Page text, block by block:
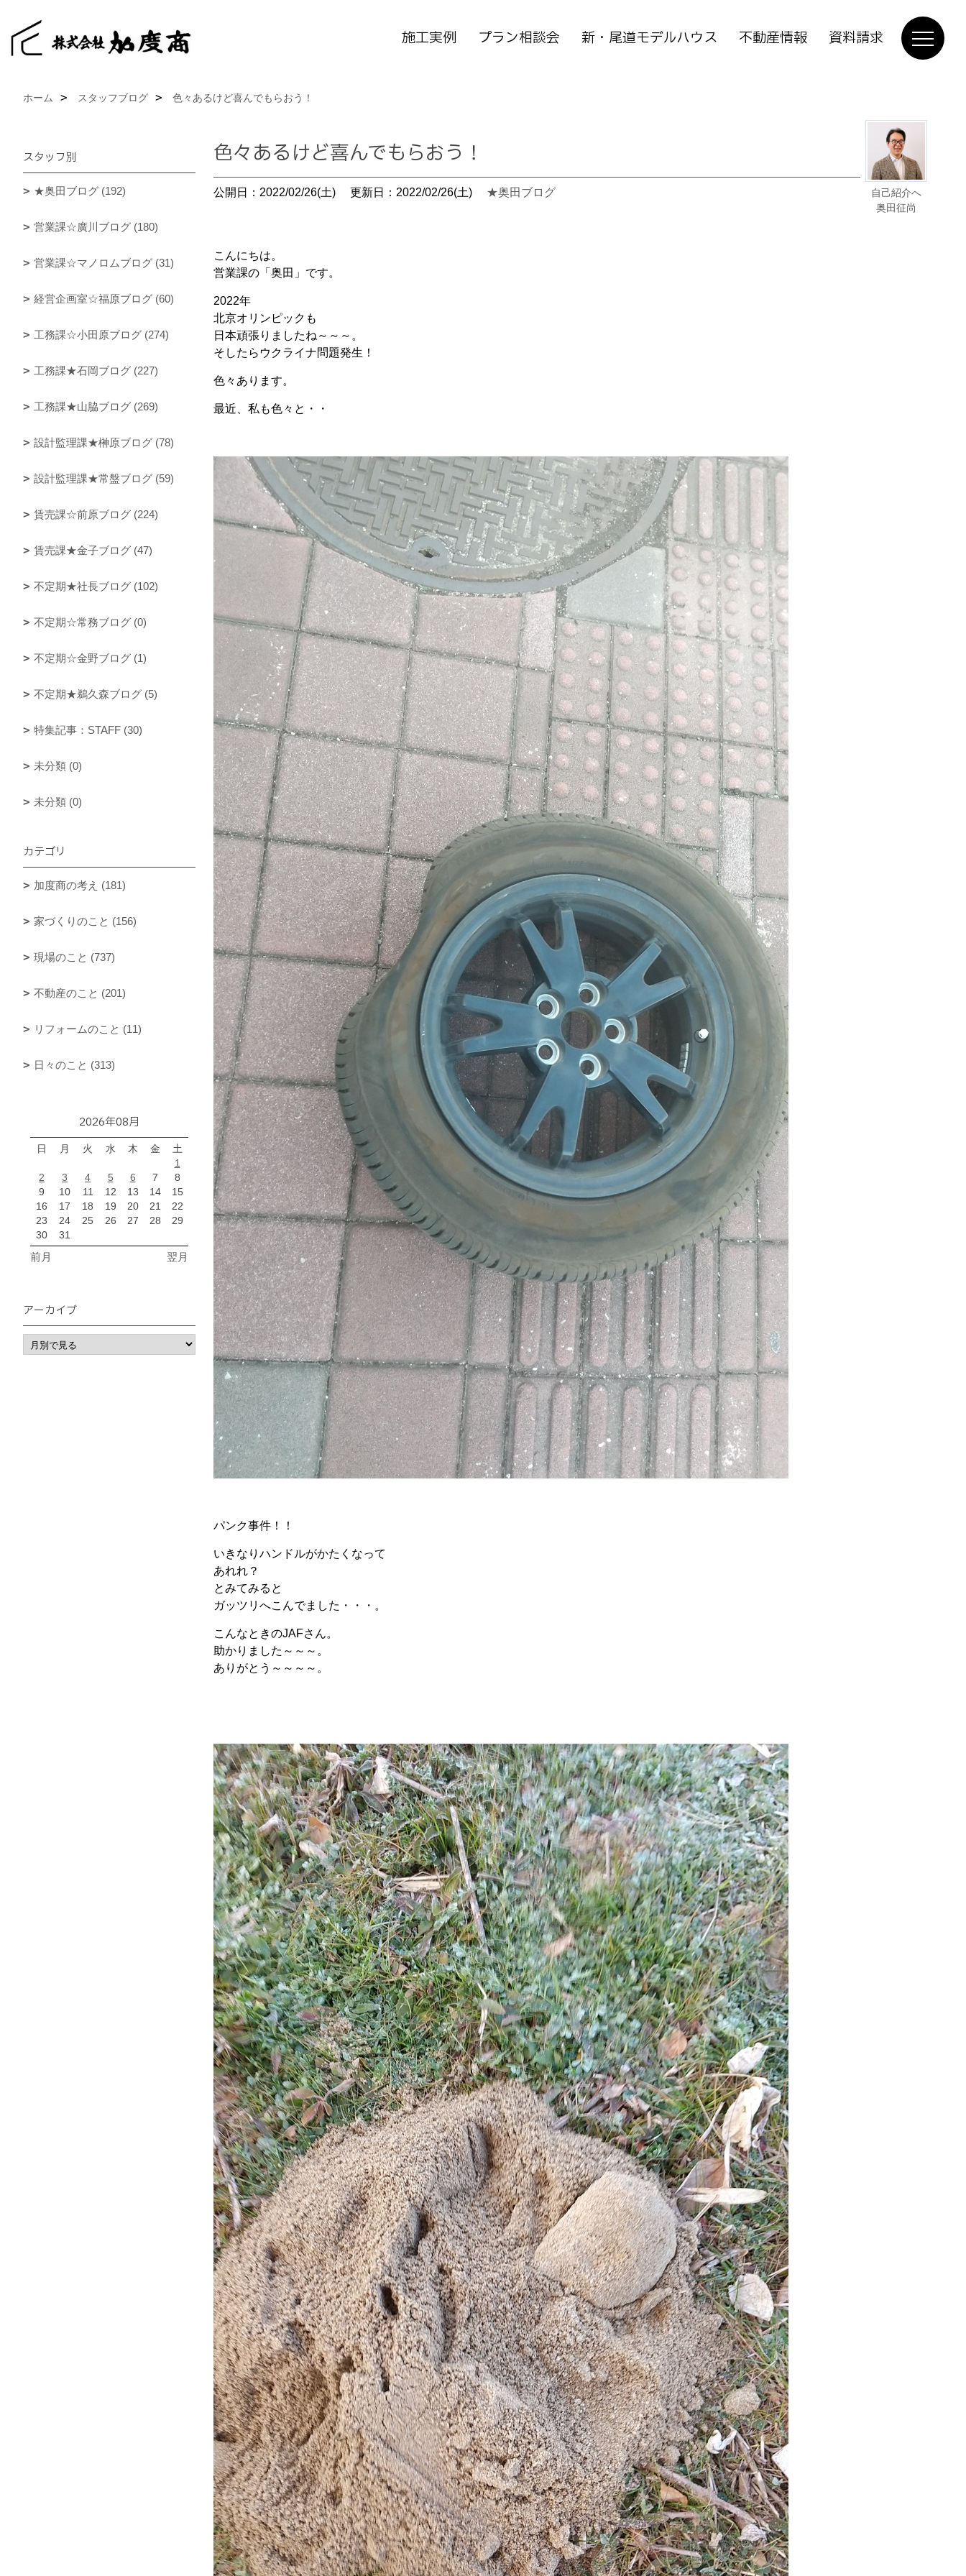
施工実例 プラン相談会 新・尾道モデルハウス 不動産情報 資料請求
ホーム スタッフブログ 色々あるけど喜んでもらおう！
自己紹介へ
奥田征尚
色々あるけど喜んでもらおう！
公開日：2022/02/26(土) 更新日：2022/02/26(土) ★奥田ブログ
こんにちは。
営業課の「奥田」です。
2022年
北京オリンピックも
日本頑張りましたね～～～。
そしたらウクライナ問題発生！
色々あります。
最近、私も色々と・・
パンク事件！！
いきなりハンドルがかたくなって
あれれ？
とみてみると
ガッツリへこんでました・・・。
こんなときのJAFさん。
助かりました～～～。
ありがとう～～～～。
スタッフ別
★奥田ブログ (192)
営業課☆廣川ブログ (180)
営業課☆マノロムブログ (31)
経営企画室☆福原ブログ (60)
工務課☆小田原ブログ (274)
工務課★石岡ブログ (227)
工務課★山脇ブログ (269)
設計監理課★榊原ブログ (78)
設計監理課★常盤ブログ (59)
賃売課☆前原ブログ (224)
賃売課★金子ブログ (47)
不定期★社長ブログ (102)
不定期☆常務ブログ (0)
不定期☆金野ブログ (1)
不定期★鵜久森ブログ (5)
特集記事：STAFF (30)
未分類 (0)
未分類 (0)
カテゴリ
加度商の考え (181)
家づくりのこと (156)
現場のこと (737)
不動産のこと (201)
リフォームのこと (11)
日々のこと (313)
2026年08月
日 月 火 水 木 金
土
1
2
3 4 5 6 7
8
9
10 11 12 13 14
15
16
17 18 19 20 21
22
23
24 25 26 27 28
29
30
31
前月 翌月
アーカイブ